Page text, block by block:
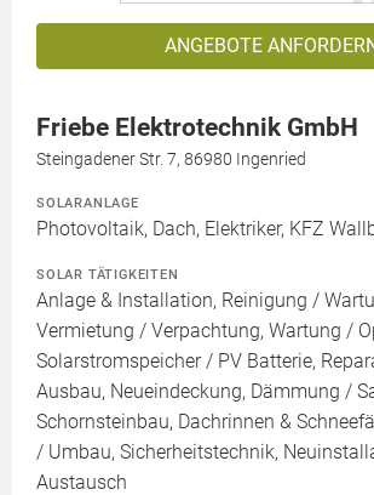
ANGEBOTE
Friebe Elektrotechnik GmbH
Steingadener Str. 7, 86980 Ingenried
SOLARANLAGE
Photovoltaik, Dach, Elektriker, KFZ
SOLAR TÄTIGKEITEN
Anlage & Installation, Reinigung /
Vermietung / Verpachtung, Wartung /
Solarstromspeicher / PV Batterie,
Ausbau, Neueindeckung, Dämmung /
Schornsteinbau, Dachrinnen &
/ Umbau, Sicherheitstechnik,
Austausch